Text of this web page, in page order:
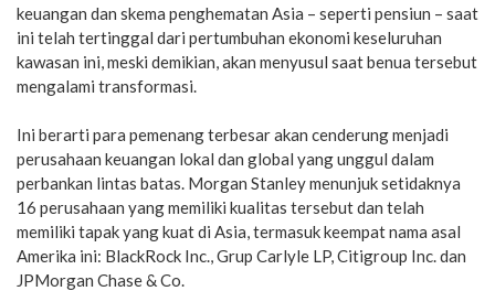
keuangan dan skema penghematan Asia – seperti pensiun – saat
ini telah tertinggal dari pertumbuhan ekonomi keseluruhan
kawasan ini, meski demikian, akan menyusul saat benua tersebut
mengalami transformasi.
Ini berarti para pemenang terbesar akan cenderung menjadi
perusahaan keuangan lokal dan global yang unggul dalam
perbankan lintas batas. Morgan Stanley menunjuk setidaknya
16 perusahaan yang memiliki kualitas tersebut dan telah
memiliki tapak yang kuat di Asia, termasuk keempat nama asal
Amerika ini: BlackRock Inc., Grup Carlyle LP, Citigroup Inc. dan
JPMorgan Chase & Co.